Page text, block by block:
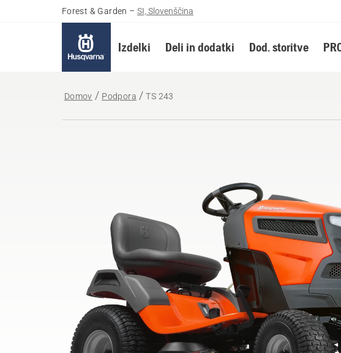
Forest & Garden – SI, Slovenščina
Izdelki Deli in dodatki Dod. storitve
Domov Podpora TS 243